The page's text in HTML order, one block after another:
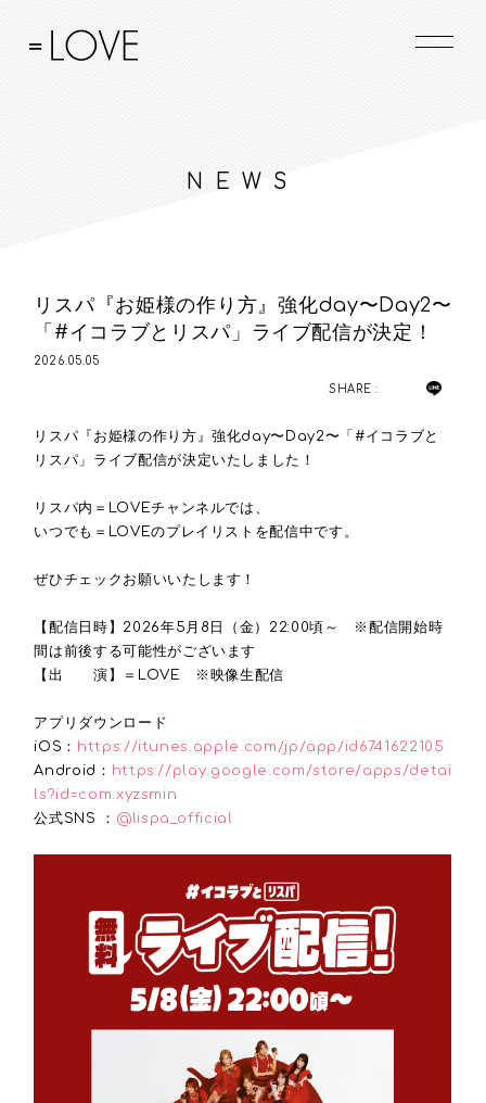
NEWS
リスパ『お姫様の作り方』強化day〜Day2〜
「#イコラブとリスパ」ライブ配信が決定！
2026.05.05
SHARE :
リスパ『お姫様の作り方』強化day〜Day2〜「#イコラブと
リスパ」ライブ配信が決定いたしました！
リスパ内＝LOVEチャンネルでは、
いつでも＝LOVEのプレイリストを配信中です。
ぜひチェックお願いいたします！
【配信日時】2026年5月8日（金）22:00頃～ ※配信開始時
間は前後する可能性がございます
【出 演】＝LOVE ※映像生配信
アプリダウンロード
iOS： https://itunes.apple.com/jp/app/id6741622105
Android： https://play.google.com/store/apps/detai
ls?id=com.xyzsmin
公式SNS ： @lispa_official